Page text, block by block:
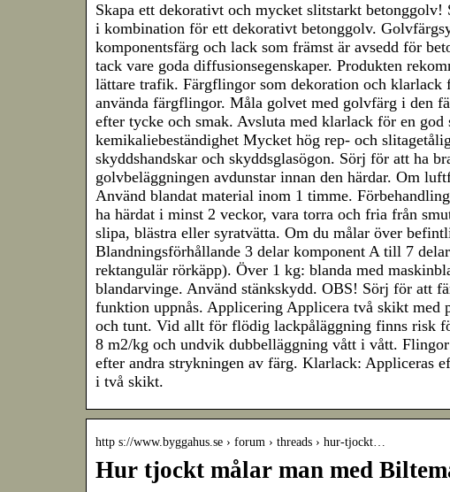
Skapa ett dekorativt och mycket slitstarkt betonggolv!
i kombination för ett dekorativt betonggolv.
komponentsfärg och lack som främst är avsedd för
tack vare goda diffusionsegenskaper. Produkten
lättare trafik. Färgflingor som dekoration och
använda färgflingor. Måla golvet med golvfärg i den
efter tycke och smak. Avsluta med klarlack för en
kemikaliebeständighet Mycket hög rep- och
skyddshandskar och skyddsglasögon. Sörj för att ha
golvbeläggningen avdunstar innan den härdar. Om
Använd blandat material inom 1 timme.
ha härdat i minst 2 veckor, vara torra och fria från
slipa, blästra eller syratvätta. Om du målar över
Blandningsförhållande 3 delar komponent A till 7
rektangulär rörkäpp). Över 1 kg: blanda med
blandarvinge. Använd stänkskydd. OBS! Sörj för att
funktion uppnås. Applicering Applicera två skikt
och tunt. Vid allt för flödig lackpåläggning finns risk
8 m2/kg och undvik dubbelläggning vått i vått.
efter andra strykningen av färg. Klarlack: Appliceras
i två skikt.
http s://www.byggahus.se › forum › threads › hur-tjockt…
Hur tjockt målar man med